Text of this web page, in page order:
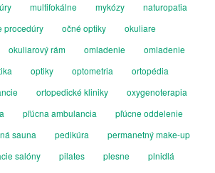
multifokálne mykózy
naturopatia
procedúry
očné optiky
okuliare
okuliarový rám omladenie
omladenie
optiky optometria
ortopédia
ortopedické kliniky
oxygenoterapia
pľúcna ambulancia
pľúcne oddelenie
sauna pedikúra
permanetný make-up
salóny
pilates plesne
plnidlá